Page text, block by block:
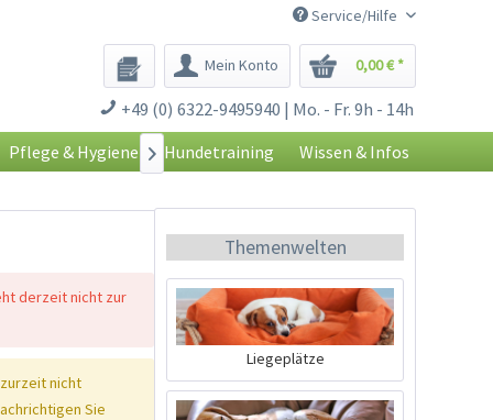
Service/Hilfe
Mein Konto 0,00 € *
+49 (0) 6322-9495940 | Mo. - Fr. 9h - 14h
Pflege & Hygiene Hundetraining Wissen & Infos

derzeit nicht zur
nicht
Sie
Themenwelten
Liegeplätze